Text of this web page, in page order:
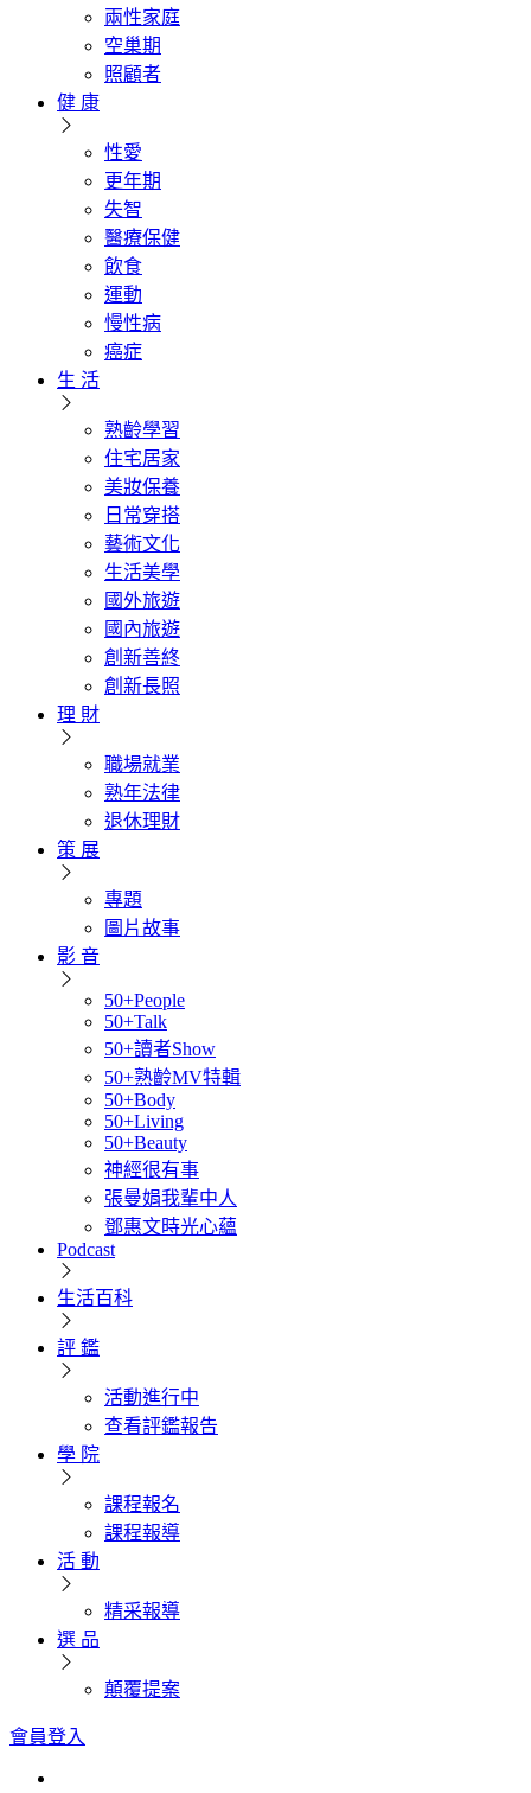
兩性家庭
空巢期
照顧者
健 康
性愛
更年期
失智
醫療保健
飲食
運動
慢性病
癌症
生 活
熟齡學習
住宅居家
美妝保養
日常穿搭
藝術文化
生活美學
國外旅遊
國內旅遊
創新善終
創新長照
理 財
職場就業
熟年法律
退休理財
策 展
專題
圖片故事
影 音
50+People
50+Talk
50+讀者Show
50+熟齡MV特輯
50+Body
50+Living
50+Beauty
神經很有事
張曼娟我輩中人
鄧惠文時光心蘊
Podcast
生活百科
評 鑑
活動進行中
查看評鑑報告
學 院
課程報名
課程報導
活 動
精采報導
選 品
顛覆提案
會員登入